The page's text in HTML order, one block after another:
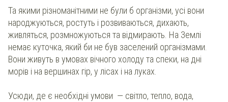
Та якими різноманітними не були б організми, усі вони
народжуються, ростуть і розвиваються, дихають,
живляться, розмножуються та відмирають. На Землі
немає куточка, який би не був заселений організмами.
Вони живуть в умовах вічного холоду та спеки, на дні
морів і на вершинах гір, у лісах і на луках.
Усюди, де є необхідні умови — світло, тепло, вода,